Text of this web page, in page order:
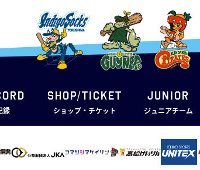
録
SHOP/TICKET
ショップ・チケット
JUNIOR
ジュニアチーム